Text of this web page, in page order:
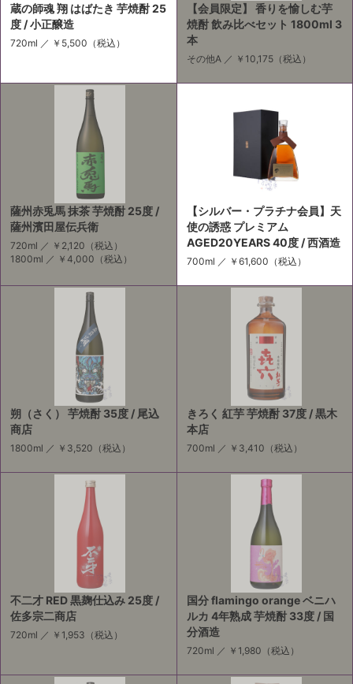
蔵の師魂 翔 はばたき 芋焼酎 25
度 / 小正醸造
720ml ／ ￥5,500 （税込）
【会員限定】 香りを愉しむ芋
焼酎 飲み比べセット 1800ml 3
本
その他A ／ ￥10,175（税込）
薩州赤兎馬 抹茶 芋焼酎 25度 /
薩州濱田屋伝兵衛
720ml ／ ￥2,120 （税込）
1800ml ／ ￥4,000 （税込）
【シルバー・プラチナ会員】天
使の誘惑 プレミアム
AGED20YEARS 40度 / 西酒造
700ml ／ ￥61,600 （税込）
朔（さく） 芋焼酎 35度 / 尾込
商店
1800ml ／ ￥3,520 （税込）
きろく 紅芋 芋焼酎 37度 / 黒木
本店
700ml ／ ￥3,410 （税込）
不二才 RED 黒麹仕込み 25度 /
佐多宗二商店
720ml ／ ￥1,953 （税込）
国分 flamingo orange ベニハ
ルカ 4年熟成 芋焼酎 33度 / 国
分酒造
720ml ／ ￥1,980 （税込）